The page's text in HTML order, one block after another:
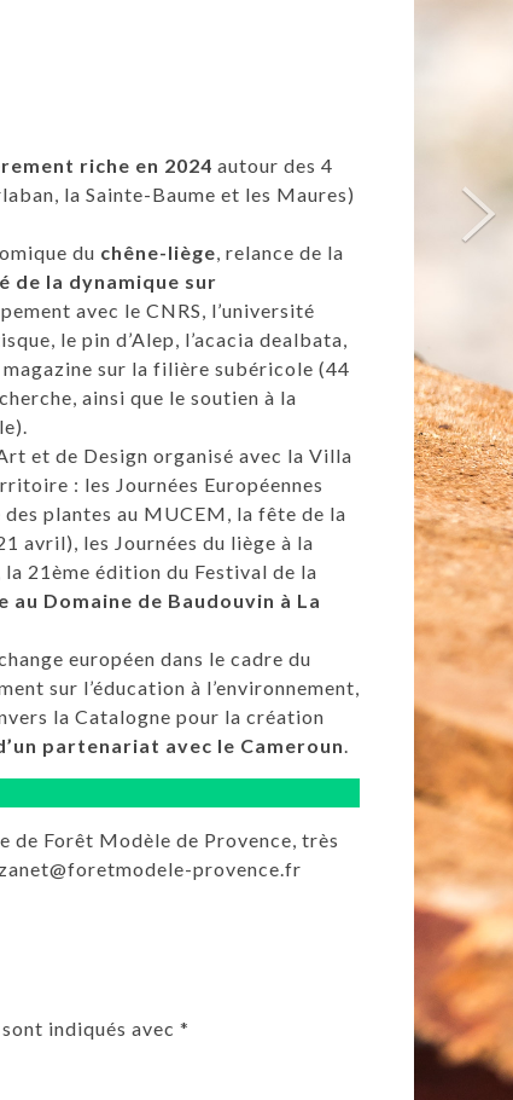
riche en 2024 autour des 4
la Sainte-Baume et les Maures)
du chêne-liège, relance de la
de la dynamique sur
avec le CNRS, l’université
le pin d’Alep, l’acacia dealbata,
sur la filière subéricole (44
ainsi que le soutien à la
et de Design organisé avec la Villa
: les Journées Européennes
plantes au MUCEM, la fête de la
avril), les Journées du liège à la
21ème édition du Festival de la
au Domaine de Baudouvin à La
européen dans le cadre du
sur l’éducation à l’environnement,
la Catalogne pour la création
partenariat avec le Cameroun.
de Forêt Modèle de Provence, très
provence.fr
indiqués avec *